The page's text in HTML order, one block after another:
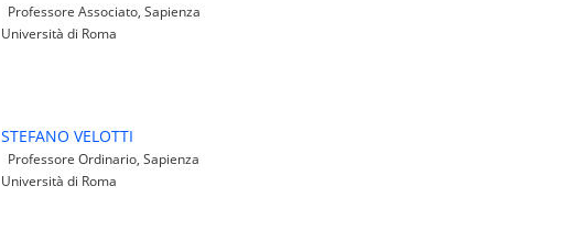
Professore Associato, Sapienza
Università di Roma
STEFANO VELOTTI
Professore Ordinario, Sapienza
Università di Roma